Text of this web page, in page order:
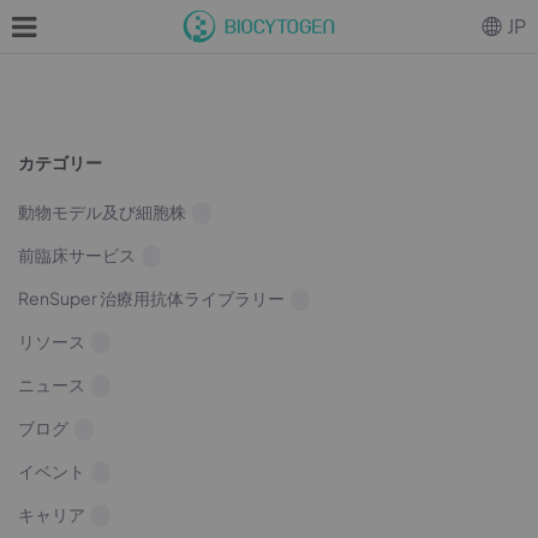
カテゴリー
動物モデル及び細胞株
前臨床サービス
RenSuper 治療用抗体ライブラリー
リソース
ニュース
ブログ
イベント
キャリア
JP